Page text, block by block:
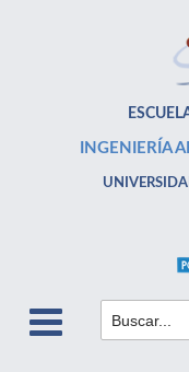
INGENIERÍA